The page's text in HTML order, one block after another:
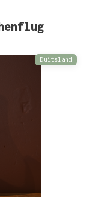
Duitsland